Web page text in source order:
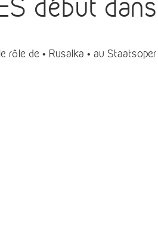
début
rôle de • Rusalka • au